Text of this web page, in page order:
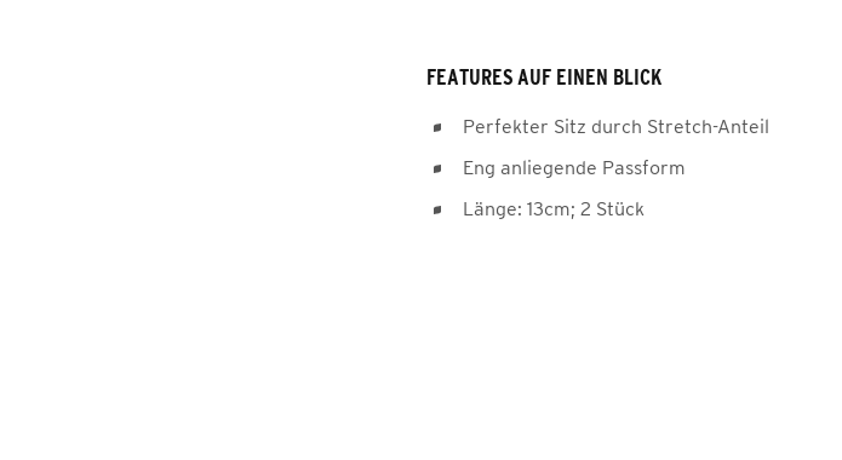
FEATURES AUF EINEN BLICK
Perfekter Sitz durch Stretch-Anteil
Eng anliegende Passform
Länge: 13cm; 2 Stück